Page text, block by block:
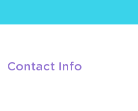
Contact Info